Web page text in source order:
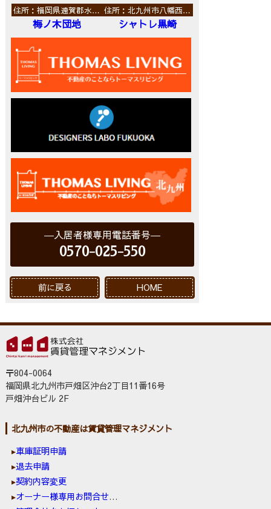
住所：福岡県遠賀郡水…
梅ノ木団地
住所：北九州市八幡西…
シャトレ黒崎
入居者様専用電話番号
0570-025-550
前に戻る HOME
〒804-0064
福岡県北九州市戸畑区沖台2丁目11番16号
戸畑沖台ビル 2F
北九州市の不動産は賃貸管理マネジメント
車庫証明申請
退去申請
契約内容変更
オーナー様専用お問合せ窓口